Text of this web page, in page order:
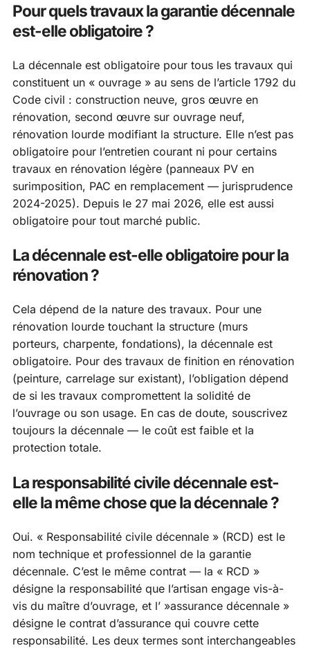
Pour quels travaux la garantie décennale
est-elle obligatoire ?
La décennale est obligatoire pour tous les travaux qui
constituent un « ouvrage » au sens de l’article 1792 du
Code civil : construction neuve, gros œuvre en
rénovation, second œuvre sur ouvrage neuf,
rénovation lourde modifiant la structure. Elle n’est pas
obligatoire pour l’entretien courant ni pour certains
travaux en rénovation légère (panneaux PV en
surimposition, PAC en remplacement — jurisprudence
2024-2025). Depuis le 27 mai 2026, elle est aussi
obligatoire pour tout marché public.
La décennale est-elle obligatoire pour la
rénovation ?
Cela dépend de la nature des travaux. Pour une
rénovation lourde touchant la structure (murs
porteurs, charpente, fondations), la décennale est
obligatoire. Pour des travaux de finition en rénovation
(peinture, carrelage sur existant), l’obligation dépend
de si les travaux compromettent la solidité de
l’ouvrage ou son usage. En cas de doute, souscrivez
toujours la décennale — le coût est faible et la
protection totale.
La responsabilité civile décennale est-
elle la même chose que la décennale ?
Oui. « Responsabilité civile décennale » (RCD) est le
nom technique et professionnel de la garantie
décennale. C’est le même contrat — la « RCD »
désigne la responsabilité que l’artisan engage vis-à-
vis du maître d’ouvrage, et l’ »assurance décennale »
désigne le contrat d’assurance qui couvre cette
responsabilité. Les deux termes sont interchangeables